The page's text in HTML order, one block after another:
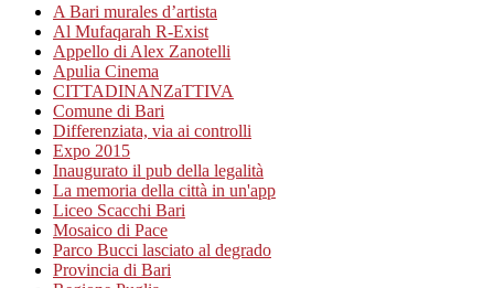
A Bari murales d’artista
Al Mufaqarah R-Exist
Appello di Alex Zanotelli
Apulia Cinema
CITTADINANZaTTIVA
Comune di Bari
Differenziata, via ai controlli
Expo 2015
Inaugurato il pub della legalità
La memoria della città in un'app
Liceo Scacchi Bari
Mosaico di Pace
Parco Bucci lasciato al degrado
Provincia di Bari